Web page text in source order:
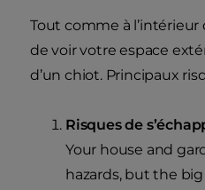
Tout comme à l’intérieur
de voir votre espace
d’un chiot. Principaux
Risques de
Your house and
hazards, but the